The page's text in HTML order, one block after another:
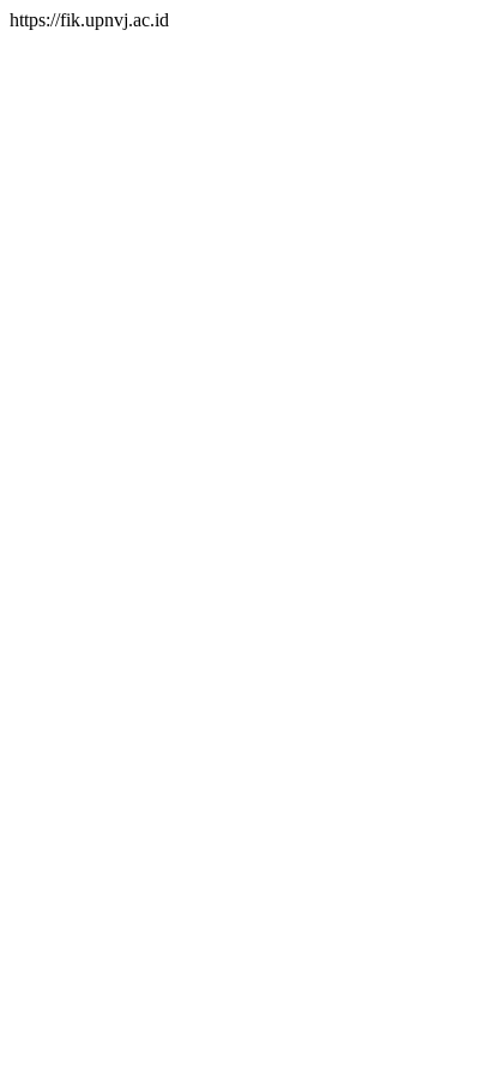
https://fik.upnvj.ac.id